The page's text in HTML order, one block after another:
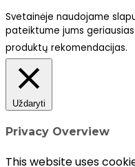
Svetainėje naudojame
pateiktume jums
produktų rekomendacijas.
Uždaryti
Privacy Overview
This website uses